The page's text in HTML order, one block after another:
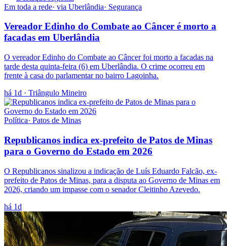
Em toda a rede· via Uberlândia· Segurança
Vereador Edinho do Combate ao Câncer é morto a
facadas em Uberlândia
O vereador Edinho do Combate ao Câncer foi morto a facadas na
tarde desta quinta-feira (6) em Uberlândia. O crime ocorreu em
frente à casa do parlamentar no bairro Lagoinha.
há 1d · Triângulo Mineiro
Política· Patos de Minas
Republicanos indica ex-prefeito de Patos de Minas
para o Governo do Estado em 2026
O Republicanos sinalizou a indicação de Luís Eduardo Falcão, ex-
prefeito de Patos de Minas, para a disputa ao Governo de Minas em
2026, criando um impasse com o senador Cleitinho Azevedo.
há 1d